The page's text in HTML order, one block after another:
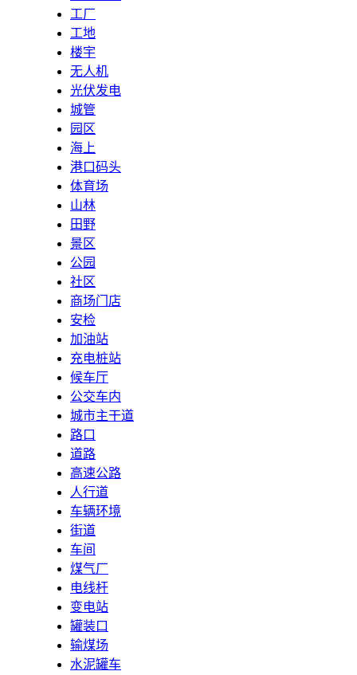
工厂
工地
楼宇
无人机
光伏发电
城管
园区
海上
港口码头
体育场
山林
田野
景区
公园
社区
商场门店
安检
加油站
充电桩站
候车厅
公交车内
城市主干道
路口
道路
高速公路
人行道
车辆环境
街道
车间
煤气厂
电线杆
变电站
罐装口
输煤场
水泥罐车